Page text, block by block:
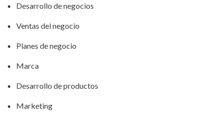
Desarrollo de negocios
Ventas del negocio
Planes de negocio
Marca
Desarrollo de productos
Marketing